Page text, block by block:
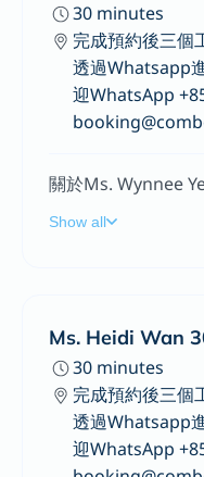
30 minutes
完成預約後三個
透過Whatsapp
迎WhatsApp
Show all
Ms. Heidi Wan
30 minutes
完成預約後三個
透過Whatsapp
迎WhatsApp